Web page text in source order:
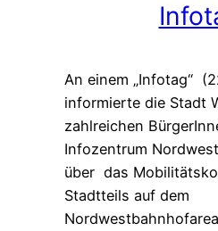
An einem „Infotag“
informierte die Stadt
zahlreichen
Infozentrum
über das
Stadtteils auf dem